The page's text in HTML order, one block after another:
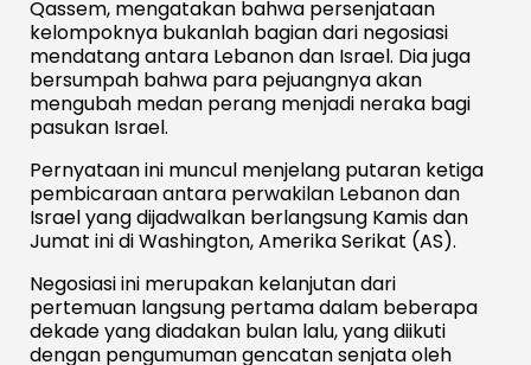
Qassem, mengatakan bahwa persenjataan
kelompoknya bukanlah bagian dari negosiasi
mendatang antara Lebanon dan Israel. Dia juga
bersumpah bahwa para pejuangnya akan
mengubah medan perang menjadi neraka bagi
pasukan Israel.
Pernyataan ini muncul menjelang putaran ketiga
pembicaraan antara perwakilan Lebanon dan
Israel yang dijadwalkan berlangsung Kamis dan
Jumat ini di Washington, Amerika Serikat (AS).
Negosiasi ini merupakan kelanjutan dari
pertemuan langsung pertama dalam beberapa
dekade yang diadakan bulan lalu, yang diikuti
dengan pengumuman gencatan senjata oleh